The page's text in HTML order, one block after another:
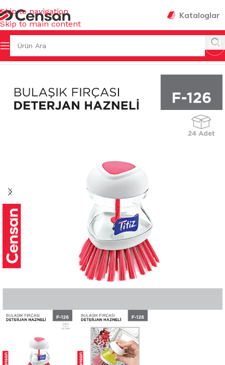
Skip to navigation
Skip to main content
Kataloglar
Ana Sayfa TEMİZLİK FIRÇALARI & GIRGIRLAR